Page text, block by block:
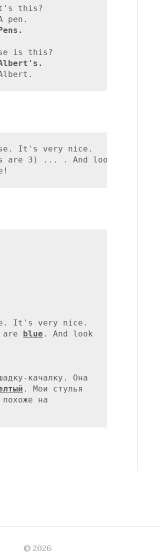
this?
pen.
is this?
It's very nice.
are 3) ... . And look
It's very nice.
are blue . And look
качалку. Она
© 2026